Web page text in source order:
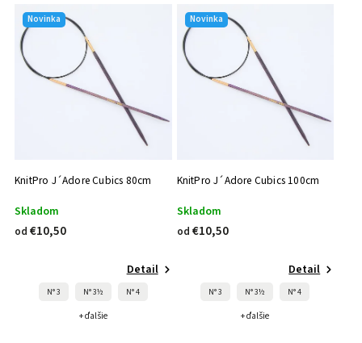
Najdrahšie
Najpredávanejšie
Abecedne
Novinka
KnitPro J´Adore Cubics 80cm
Skladom
od €10,50
Detail
N° 3 N° 3½ N° 4
+ ďalšie
Novinka
KnitPro J´Adore Cubics 100cm
Skladom
od €10,50
Detail
N° 3 N° 3½ N° 4
+ ďalšie